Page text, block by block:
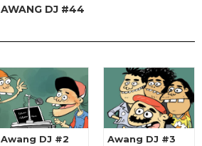
AWANG DJ #44
Awang DJ #2 Awang DJ #3